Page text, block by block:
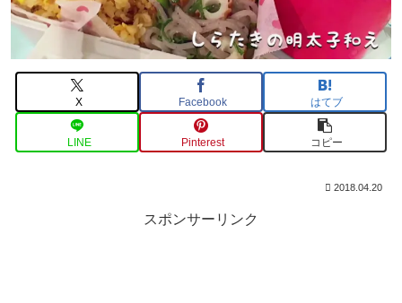
X Facebook はてブ
LINE Pinterest コピー
2018.04.20
スポンサーリンク